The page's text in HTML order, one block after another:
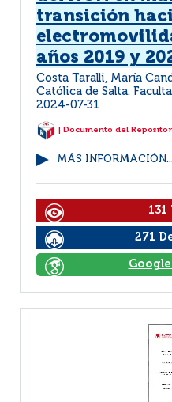
transición
años 2019 y
Costa Taralli, María
Católica de Salta.
2024-07-31
| Documento del
MÁS INFORMACIÓN...
131
271